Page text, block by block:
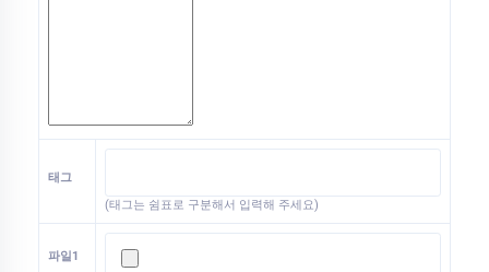
태그
(태그는 쉼표로 구분해서 입력해 주세요)
파일1